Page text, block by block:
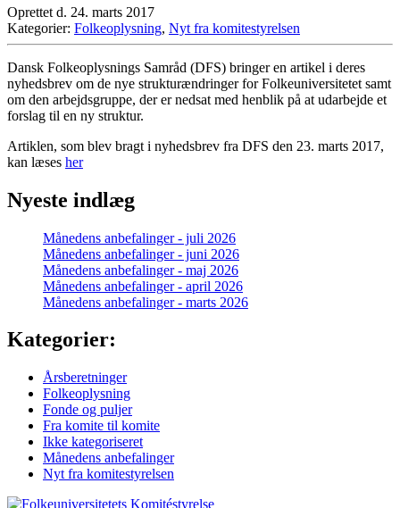
Oprettet d. 24. marts 2017
Kategorier: Folkeoplysning, Nyt fra komitestyrelsen
Dansk Folkeoplysnings Samråd (DFS) bringer en artikel i deres
nyhedsbrev om de nye strukturændringer for Folkeuniversitetet samt
om den arbejdsgruppe, der er nedsat med henblik på at udarbejde et
forslag til en ny struktur.
Artiklen, som blev bragt i nyhedsbrev fra DFS den 23. marts 2017,
kan læses her
Nyeste indlæg
Månedens anbefalinger - juli 2026
Månedens anbefalinger - juni 2026
Månedens anbefalinger - maj 2026
Månedens anbefalinger - april 2026
Månedens anbefalinger - marts 2026
Kategorier:
Årsberetninger
Folkeoplysning
Fonde og puljer
Fra komite til komite
Ikke kategoriseret
Månedens anbefalinger
Nyt fra komitestyrelsen